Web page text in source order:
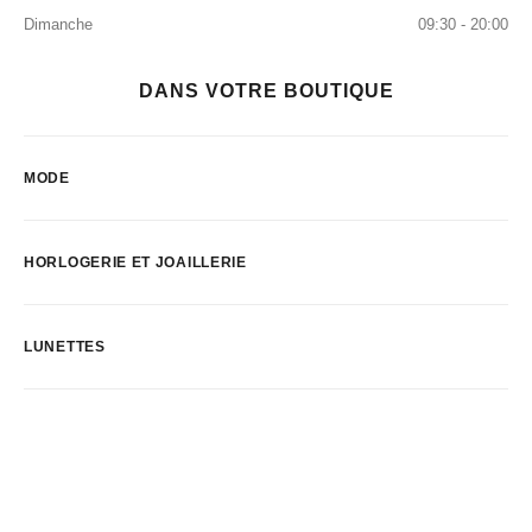
Dimanche
09:30 - 20:00
DANS VOTRE BOUTIQUE
MODE
HORLOGERIE ET JOAILLERIE
LUNETTES